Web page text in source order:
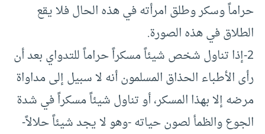
حراماً وسكر وطلق امرأته في هذه الحال فلا يقع
الطلاق في هذه الصورة.
2-إذا تناول شخص شيئاً مسكراً حراماً للتدواي بعد أن
رأى الأطباء الحذاق المسلمون أنه لا سبيل إلى مداواة
مرضه إلا بهذا المسكر، أو تناول شيئاً مسكراً في شدة
الجوع والظمأ لصون حياته -وهو لا يجد شيئاً حلالاً-